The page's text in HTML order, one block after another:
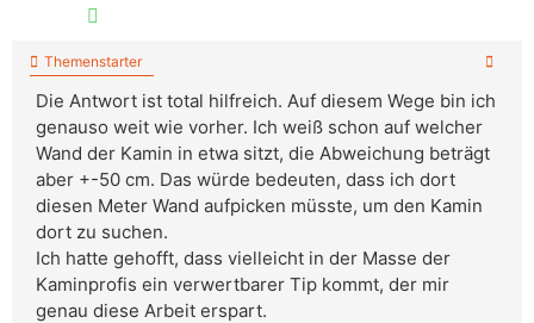
Themenstarter
Die Antwort ist total hilfreich. Auf diesem Wege bin ich
genauso weit wie vorher. Ich weiß schon auf welcher
Wand der Kamin in etwa sitzt, die Abweichung beträgt
aber +-50 cm. Das würde bedeuten, dass ich dort
diesen Meter Wand aufpicken müsste, um den Kamin
dort zu suchen.
Ich hatte gehofft, dass vielleicht in der Masse der
Kaminprofis ein verwertbarer Tip kommt, der mir
genau diese Arbeit erspart.